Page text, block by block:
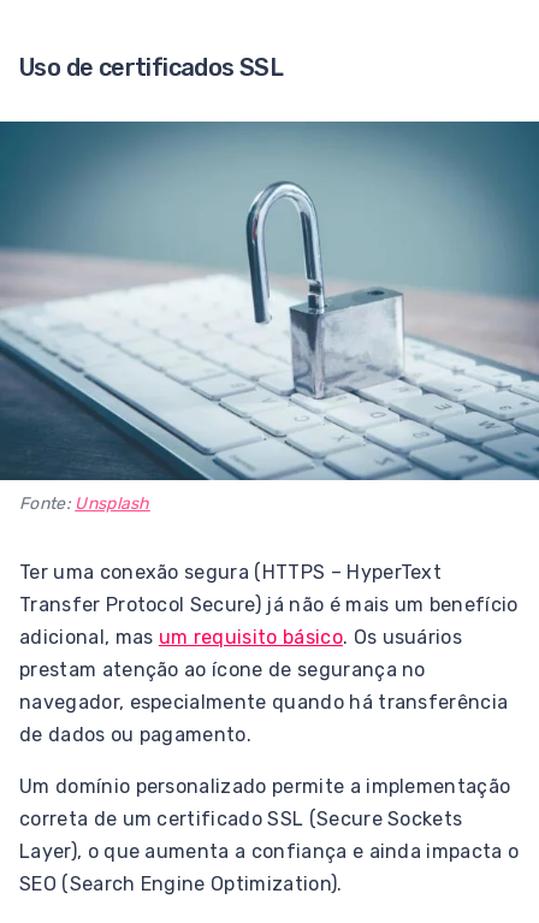
Uso de certificados SSL
Fonte: Unsplash
Ter uma conexão segura (HTTPS – HyperText
Transfer Protocol Secure) já não é mais um benefício
adicional, mas um requisito básico. Os usuários
prestam atenção ao ícone de segurança no
navegador, especialmente quando há transferência
de dados ou pagamento.
Um domínio personalizado permite a implementação
correta de um certificado SSL (Secure Sockets
Layer), o que aumenta a confiança e ainda impacta o
SEO (Search Engine Optimization).